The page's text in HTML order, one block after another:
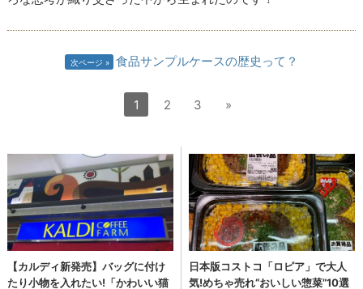
次ページ 食品サンプルケースの歴史って？
1 2 3 »